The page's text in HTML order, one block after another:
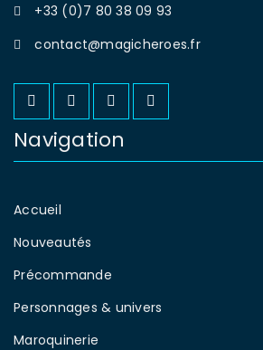
+33 (0)7 80 38 09 93
contact@magicheroes.fr
Navigation
Accueil
Nouveautés
Précommande
Personnages & univers
Maroquinerie